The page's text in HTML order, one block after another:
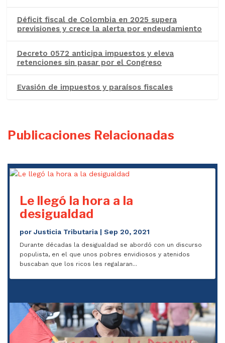
Déficit fiscal de Colombia en 2025 supera
previsiones y crece la alerta por endeudamiento
Decreto 0572 anticipa impuestos y eleva
retenciones sin pasar por el Congreso
Evasión de impuestos y paraísos fiscales
Publicaciones Relacionadas
Le llegó la hora a la
desigualdad
porJusticia Tributaria |Sep 20, 2021
Durante décadas la desigualdad se abordó con un discurso
populista, en el que unos pobres envidiosos y atenidos
buscaban que los ricos les regalaran...